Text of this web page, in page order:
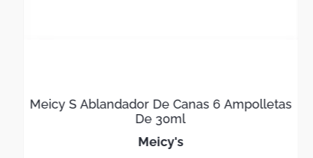
Meicy S Ablandador De Canas 6 Ampolletas
De 30ml
meicy's